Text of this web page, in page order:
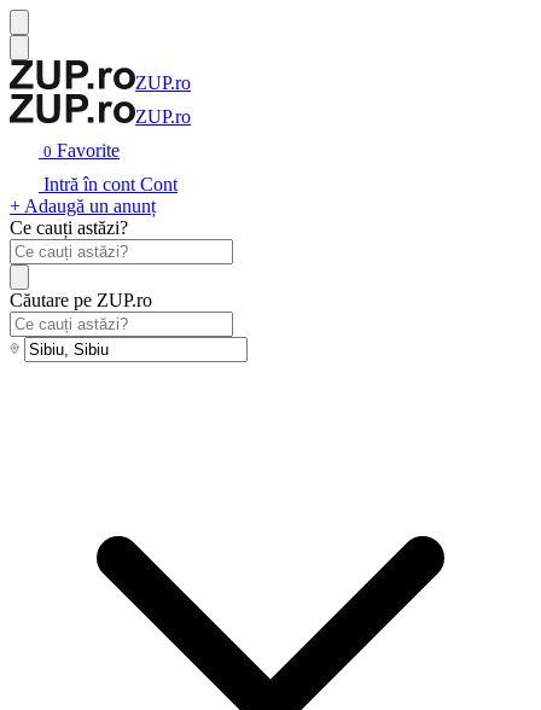
ZUP.ro
ZUP.ro
0 Favorite
Intră în cont Cont
+ Adaugă un anunț
Ce cauți astăzi?
Căutare pe ZUP.ro